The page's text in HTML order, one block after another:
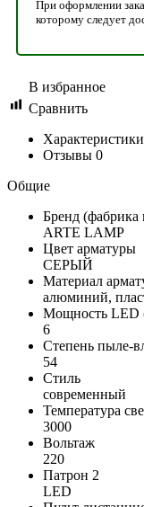
При оформлении
которому следует
В избранное
Сравнить
Характеристики
Отзывы 0
Общие
Бренд (фабрика
ARTE LAMP
Цвет арматуры
СЕРЫЙ
Материал
алюминий,
Мощность LED
6
Степень пыле-
54
Стиль
современный
Температура
3000
Вольтаж
220
Патрон 2
LED